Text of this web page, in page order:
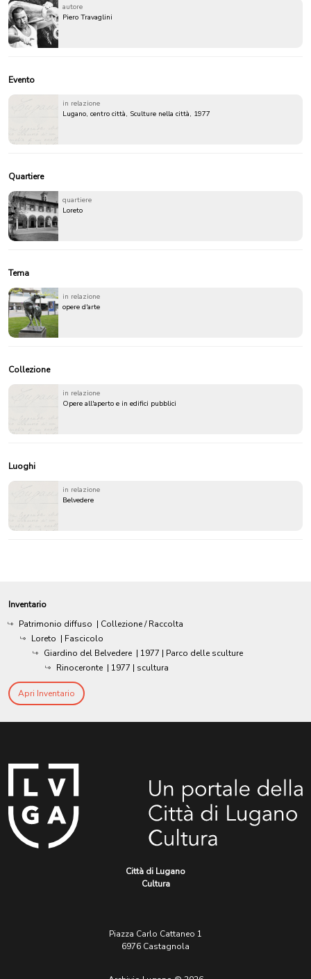
autore
Piero Travaglini
Evento
in relazione
Lugano, centro città, Sculture nella città, 1977
Quartiere
quartiere
Loreto
Tema
in relazione
opere d'arte
Collezione
in relazione
Opere all'aperto e in edifici pubblici
Luoghi
in relazione
Belvedere
Inventario
Patrimonio diffuso | Collezione / Raccolta
Loreto | Fascicolo
Giardino del Belvedere | 1977 | Parco delle sculture
Rinoceronte | 1977 | scultura
Apri Inventario
Città di Lugano
Cultura
Piazza Carlo Cattaneo 1
6976 Castagnola